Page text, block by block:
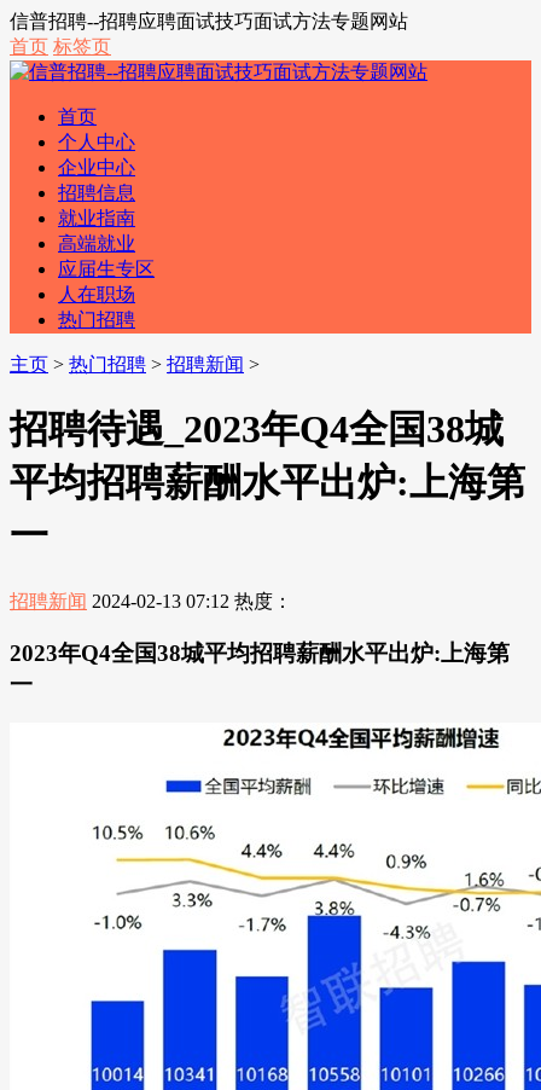
信普招聘--招聘应聘面试技巧面试方法专题网站
首页 标签页
首页
个人中心
企业中心
招聘信息
就业指南
高端就业
应届生专区
人在职场
热门招聘
主页 > 热门招聘 > 招聘新闻 >
招聘待遇_2023年Q4全国38城
平均招聘薪酬水平出炉:上海第
一
招聘新闻 2024-02-13 07:12 热度：
2023年Q4全国38城平均招聘薪酬水平出炉:上海第
一